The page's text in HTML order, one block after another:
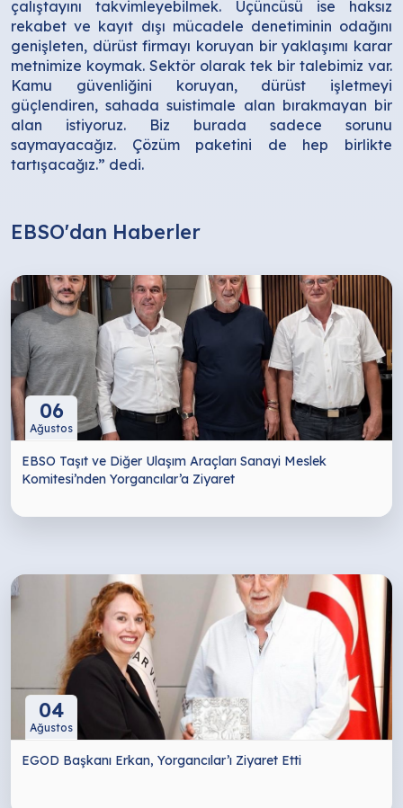
çalıştayını takvimleyebilmek. Üçüncüsü ise haksız
rekabet ve kayıt dışı mücadele denetiminin odağını
genişleten, dürüst firmayı koruyan bir yaklaşımı karar
metnimize koymak. Sektör olarak tek bir talebimiz var.
Kamu güvenliğini koruyan, dürüst işletmeyi
güçlendiren, sahada suistimale alan bırakmayan bir
alan istiyoruz. Biz burada sadece sorunu
saymayacağız. Çözüm paketini de hep birlikte
tartışacağız.” dedi.
EBSO'dan Haberler
06
Ağustos
EBSO Taşıt ve Diğer Ulaşım Araçları Sanayi Meslek
Komitesi’nden Yorgancılar’a Ziyaret
04
Ağustos
EGOD Başkanı Erkan, Yorgancılar’ı Ziyaret Etti